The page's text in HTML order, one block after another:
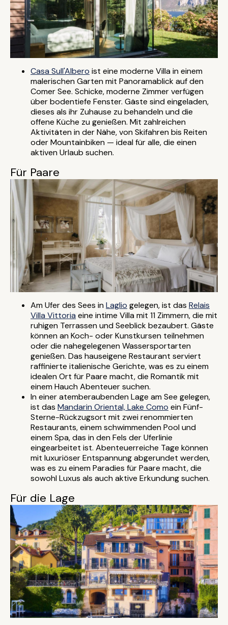
Casa Sull'Albero ist eine moderne Villa in einem
malerischen Garten mit Panoramablick auf den
Comer See. Schicke, moderne Zimmer verfügen
über bodentiefe Fenster. Gäste sind eingeladen,
dieses als ihr Zuhause zu behandeln und die
offene Küche zu genießen. Mit zahlreichen
Aktivitäten in der Nähe, von Skifahren bis Reiten
oder Mountainbiken — ideal für alle, die einen
aktiven Urlaub suchen.
Für Paare
Am Ufer des Sees inLaglio gelegen, ist das Relais
Villa Vittoria eine intime Villa mit 11 Zimmern, die mit
ruhigen Terrassen und Seeblick bezaubert. Gäste
können an Koch- oder Kunstkursen teilnehmen
oder die nahegelegenen Wassersportarten
genießen. Das hauseigene Restaurant serviert
raffinierte italienische Gerichte, was es zu einem
idealen Ort für Paare macht, die Romantik mit
einem Hauch Abenteuer suchen.
In einer atemberaubenden Lage am See gelegen,
ist das Mandarin Oriental, Lake Como ein Fünf-
Sterne-Rückzugsort mit zwei renommierten
Restaurants, einem schwimmenden Pool und
einem Spa, das in den Fels der Uferlinie
eingearbeitet ist. Abenteuerreiche Tage können
mit luxuriöser Entspannung abgerundet werden,
was es zu einem Paradies für Paare macht, die
sowohl Luxus als auch aktive Erkundung suchen.
Für die Lage